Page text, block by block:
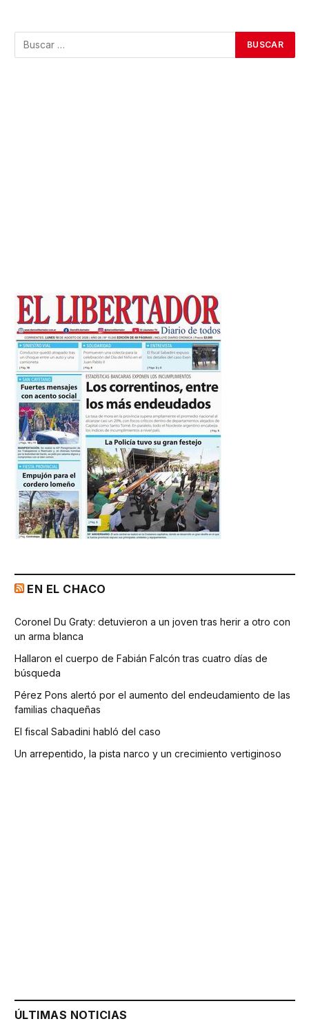
EN EL CHACO
Coronel Du Graty: detuvieron a un joven tras herir a otro con
un arma blanca
Hallaron el cuerpo de Fabián Falcón tras cuatro días de
búsqueda
Pérez Pons alertó por el aumento del endeudamiento de las
familias chaqueñas
El fiscal Sabadini habló del caso
Un arrepentido, la pista narco y un crecimiento vertiginoso
ÚLTIMAS NOTICIAS